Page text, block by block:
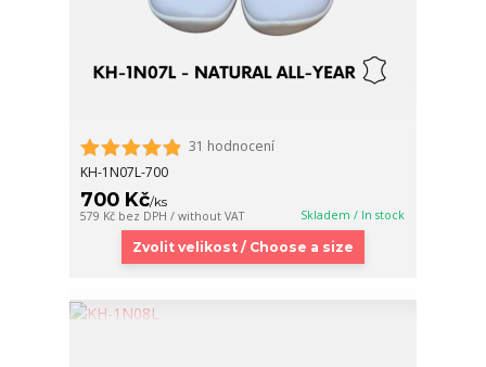
31 hodnocení
KH-1N07L-700
700 Kč/ks
579 Kč bez DPH / without VAT Skladem / In stock
Zvolit velikost / Choose a size